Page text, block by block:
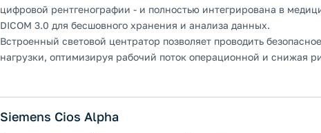
цифровой рентгенографии - и полностью интегрирована в
DICOM 3.0 для бесшовного хранения и анализа данных.
Встроенный световой центратор позволяет проводить
нагрузки, оптимизируя рабочий поток операционной и снижая
Siemens Cios Alpha